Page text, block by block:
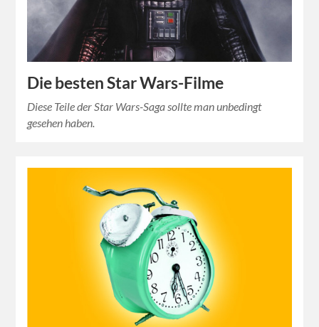
Die besten Star Wars-Filme
Diese Teile der Star Wars-Saga sollte man unbedingt
gesehen haben.